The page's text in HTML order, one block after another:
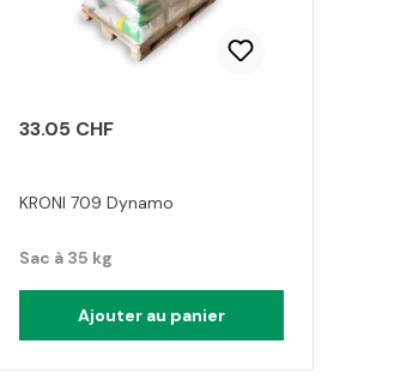
33.05 CHF
KRONI 709 Dynamo
Sac à 35 kg
Ajouter au panier